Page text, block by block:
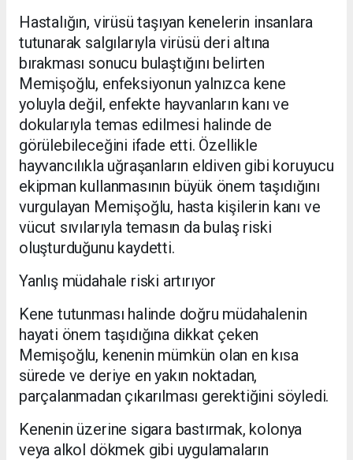
Hastalığın, virüsü taşıyan kenelerin insanlara
tutunarak salgılarıyla virüsü deri altına
bırakması sonucu bulaştığını belirten
Memişoğlu, enfeksiyonun yalnızca kene
yoluyla değil, enfekte hayvanların kanı ve
dokularıyla temas edilmesi halinde de
görülebileceğini ifade etti. Özellikle
hayvancılıkla uğraşanların eldiven gibi koruyucu
ekipman kullanmasının büyük önem taşıdığını
vurgulayan Memişoğlu, hasta kişilerin kanı ve
vücut sıvılarıyla temasın da bulaş riski
oluşturduğunu kaydetti.
Yanlış müdahale riski artırıyor
Kene tutunması halinde doğru müdahalenin
hayati önem taşıdığına dikkat çeken
Memişoğlu, kenenin mümkün olan en kısa
sürede ve deriye en yakın noktadan,
parçalanmadan çıkarılması gerektiğini söyledi.
Kenenin üzerine sigara bastırmak, kolonya
veya alkol dökmek gibi uygulamaların